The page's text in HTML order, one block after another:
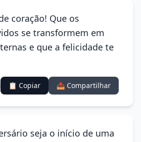
coração! Que os
se transformem em
e que a felicidade te
📋 Copiar 📤 Compartilhar
seja o início de uma